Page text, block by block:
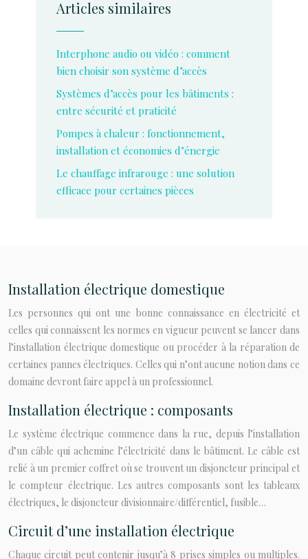
Articles similaires
Interphone audio ou vidéo : comment
bien choisir son système d’accès
Systèmes d’accès pour les bâtiments :
entre sécurité et praticité
Pompes à chaleur : fonctionnement,
installation et économies d’énergie
Le chauffage infrarouge : une solution
efficace pour certaines pièces
Installation électrique domestique
Les personnes qui ont une bonne connaissance en électricité et
celles qui connaissent les normes en vigueur peuvent se lancer dans
l’installation électrique domestique ou procéder à la réparation de
certaines pannes électriques. Celles qui n’ont aucune notion dans ce
domaine devront faire appel à un professionnel.
Installation électrique : composants
Le système électrique commence dans la rue, depuis l’installation
d’un câble qui achemine l’électricité dans le bâtiment. Le câble est
relié à un premier coffret où se trouvent un disjoncteur principal et
le compteur électrique. Les autres composants sont les tableaux
électriques, le disjoncteur divisionnaire/différentiel, fusible…
Circuit d’une installation électrique
Chaque circuit peut contenir jusqu’à 8 prises simples ou multiples.